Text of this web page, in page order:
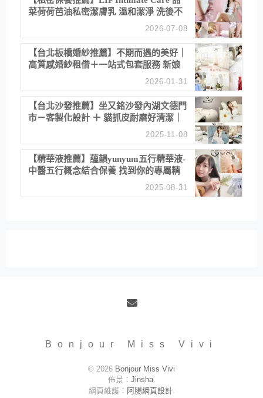
菜荷荷芭油私密潔膚乳 溫和潔淨 洗後不
2026-07-08
【台北板橋婚紗推薦】不期而遇的美好｜
高質感婚紗租借＋一站式包套服務 新娘
2026-01-31
【台北沙發推薦】坐又銘沙發內湖文德門
市－客製化設計 ＋ 貓抓皮耐磨好清潔｜
直營直銷、價格透明 高CP值打造夢想
居家風格
2025-11-08
【精華液推薦】蘊韻yunyum五行精華液-
中醫五行概念結合保養 找到你的專屬精
華！ 水㊀土㊀就選「潤・賦精華」維持
肌膚剛剛好的平衡
2025-08-31
Bonjour Miss Vivi
© 2026 Bonjour Miss Vivi
佈景： Jinsha.
網頁維護： 阿腸網頁設計.